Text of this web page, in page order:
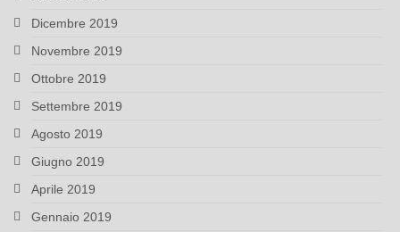
Dicembre 2019
Novembre 2019
Ottobre 2019
Settembre 2019
Agosto 2019
Giugno 2019
Aprile 2019
Gennaio 2019